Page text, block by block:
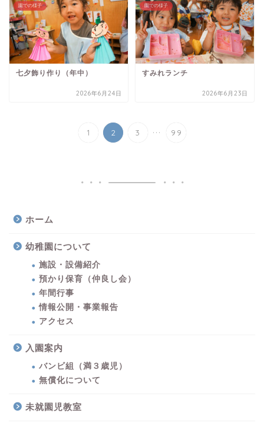
園での様子
七夕飾り作り（年中）
2026年6月24日
園での様子
すみれランチ
2026年6月23日
1 2 3 ... 99
ホーム
幼稚園について
施設・設備紹介
預かり保育（仲良し会）
年間行事
情報公開・事業報告
アクセス
入園案内
バンビ組（満３歳児）
無償化について
未就園児教室